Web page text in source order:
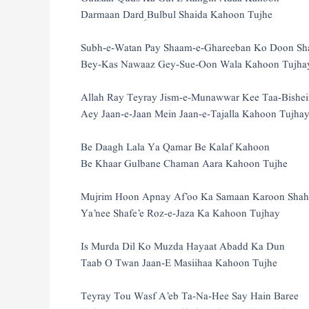
Darmaan Dardِ Bulbul Shaida Kahoon Tujhe
Subh-e-Watan Pay Shaam-e-Ghareeban Ko Doon
Bey-Kas Nawaaz Gey-Sue-Oon Wala Kahoon
Allah Ray Teyray Jism-e-Munawwar Kee Taa-
Aey Jaan-e-Jaan Mein Jaan-e-Tajalla Kahoon Tujhay
Be Daagh Lala Ya Qamar Be Kalaf Kahoon
Be Khaar Gulbane Chaman Aara Kahoon Tujhe
Mujrim Hoon Apnay Af’oo Ka Samaan Karoon
Ya’nee Shafe’e Roz-e-Jaza Ka Kahoon Tujhay
Is Murda Dil Ko Muzda Hayaat Abadd Ka Dun
Taab O Twan Jaan-E Masiihaa Kahoon Tujhe
Teyray Tou Wasf A’eb Ta-Na-Hee Say Hain Baree